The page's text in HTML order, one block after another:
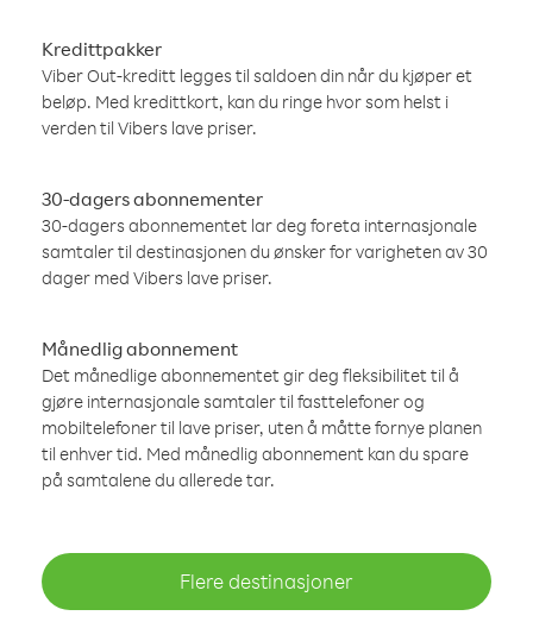
Kredittpakker
Viber Out-kreditt legges til saldoen din når du kjøper et
beløp. Med kredittkort, kan du ringe hvor som helst i
verden til Vibers lave priser.
30-dagers abonnementer
30-dagers abonnementet lar deg foreta internasjonale
samtaler til destinasjonen du ønsker for varigheten av 30
dager med Vibers lave priser.
Månedlig abonnement
Det månedlige abonnementet gir deg fleksibilitet til å
gjøre internasjonale samtaler til fasttelefoner og
mobiltelefoner til lave priser, uten å måtte fornye planen
til enhver tid. Med månedlig abonnement kan du spare
på samtalene du allerede tar.
Flere destinasjoner